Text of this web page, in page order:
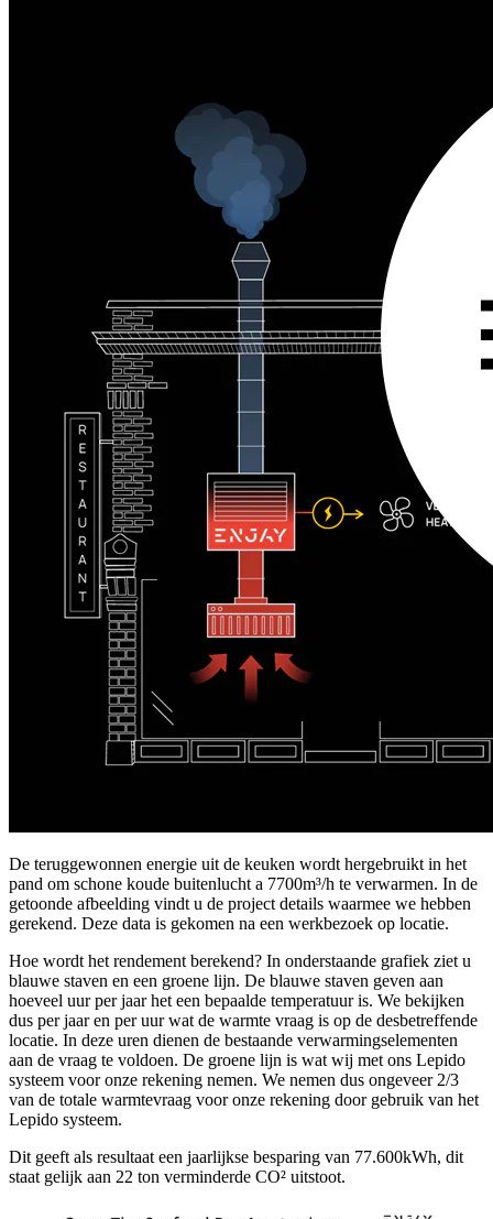
De teruggewonnen energie uit de keuken wordt hergebruikt in het
pand om schone koude buitenlucht a 7700m³/h te verwarmen. In de
getoonde afbeelding vindt u de project details waarmee we hebben
gerekend. Deze data is gekomen na een werkbezoek op locatie.
Hoe wordt het rendement berekend? In onderstaande grafiek ziet u
blauwe staven en een groene lijn. De blauwe staven geven aan
hoeveel uur per jaar het een bepaalde temperatuur is. We bekijken
dus per jaar en per uur wat de warmte vraag is op de desbetreffende
locatie. In deze uren dienen de bestaande verwarmingselementen
aan de vraag te voldoen. De groene lijn is wat wij met ons Lepido
systeem voor onze rekening nemen. We nemen dus ongeveer 2/3
van de totale warmtevraag voor onze rekening door gebruik van het
Lepido systeem.
Dit geeft als resultaat een jaarlijkse besparing van 77.600kWh, dit
staat gelijk aan 22 ton verminderde CO² uitstoot.